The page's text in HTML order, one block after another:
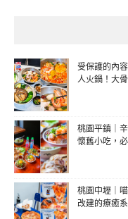
受保護的內
人火鍋！大
桃園平鎮｜
懷舊小吃，
桃園中壢｜
改建的療癒